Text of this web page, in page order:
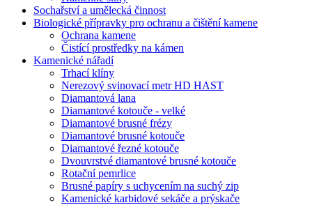
Sochařství a umělecká činnost
Biologické přípravky pro ochranu a čištění kamene
Ochrana kamene
Čistící prostředky na kámen
Kamenické nářadí
Trhací klíny
Nerezový svinovací metr HD HAST
Diamantová lana
Diamantové kotouče - velké
Diamantové brusné frézy
Diamantové brusné kotouče
Diamantové řezné kotouče
Dvouvrstvé diamantové brusné kotouče
Rotační pemrlice
Brusné papíry s uchycením na suchý zip
Kamenické karbidové sekáče a prýskače